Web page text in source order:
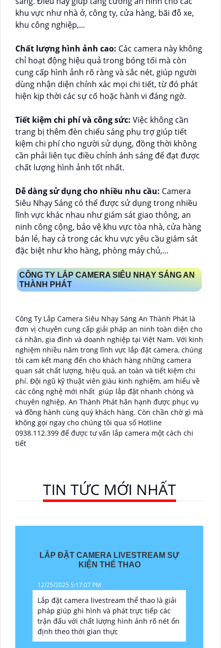
khu vực như nhà ở, công ty, cửa hàng, bãi đỗ xe,
khu công nghiệp,...
Chất lượng hình ảnh cao: Các camera này không
chỉ hoạt động hiệu quả trong bóng tối mà còn
cung cấp hình ảnh rõ ràng và sắc nét, giúp người
dùng nhận diện chính xác mọi chi tiết, từ đó phát
hiện kịp thời các sự cố hoặc hành vi đáng ngờ.
Tiết kiệm chi phí và công sức: Việc không cần
trang bị thêm đèn chiếu sáng phụ trợ giúp tiết
kiệm chi phí cho người sử dụng, đồng thời không
cần phải liên tục điều chỉnh ánh sáng để đạt được
chất lượng hình ảnh tốt nhất.
Dễ dàng sử dụng cho nhiều nhu cầu: Camera
Siêu Nhạy Sáng có thể được sử dụng trong nhiều
lĩnh vực khác nhau như giám sát giao thông, an
ninh công cộng, bảo vệ khu vực tòa nhà, cửa hàng
bán lẻ, hay cả trong các khu vực yêu cầu giám sát
đặc biệt như kho hàng, phòng máy chủ,…
CÔNG TY LẮP CAMERA SIÊU NHẠY SÁNG AN
THÀNH PHÁT
Công Ty Lắp Camera Siêu Nhạy Sáng An Thành Phát là
đơn vị chuyên cung cấp giải pháp an ninh toàn diện cho
cá nhân, gia đình và doanh nghiệp tại Việt Nam. Với kinh
nghiệm nhiều năm trong lĩnh vực lắp đặt camera, chúng
tôi cam kết mang đến cho khách hàng những camera
quan sát chất lượng, hiệu quả, an toàn và tiết kiệm chi
phí. Đội ngũ kỹ thuật viên giàu kinh nghiệm, am hiểu về
các công nghệ mới nhất giúp lắp đặt nhanh chóng và
chuyên nghiệp. An Thành Phát hân hạnh được phục vụ
và đồng hành cùng quý khách hàng. Còn chần chờ gì mà
không gọi ngay cho chúng tôi qua số Hotline
0938.112.399 để được tư vấn lắp camera một cách chi
tiết
TIN TỨC MỚI NHẤT
LẮP ĐẶT CAMERA LIVESTREAM SỰ
KIỆN THỂ THAO
12/25/2025 5:17:07 PM
Lắp đặt camera livestream thể thao là giải
pháp giúp ghi hình và phát trực tiếp các
trận đấu với chất lượng hình ảnh rõ nét ổn
định theo thời gian thực